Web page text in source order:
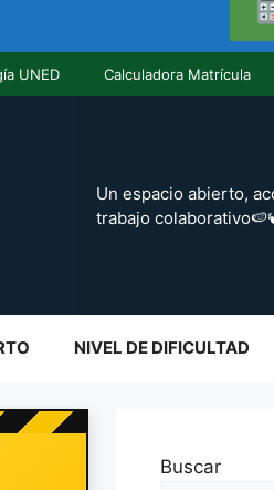
UNED Calculadora Matrícula
Un espacio abierto,
trabajo
NIVEL DE DIFICULTAD
Buscar